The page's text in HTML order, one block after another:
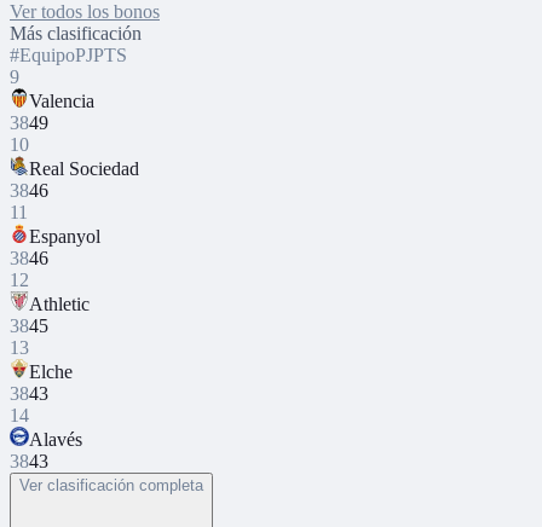
Ver todos los bonos
Más clasificación
#EquipoPJPTS
9
Valencia
3849
10
Real Sociedad
3846
11
Espanyol
3846
12
Athletic
3845
13
Elche
3843
14
Alavés
3843
Ver clasificación completa